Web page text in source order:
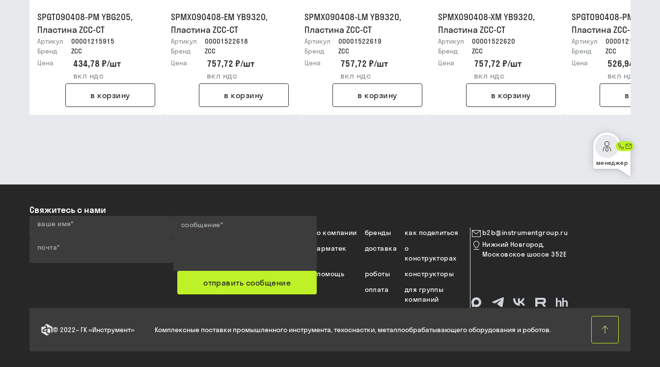
SPGT090408-PM YBG205,
Пластина ZCC-CT
Артикул
00001215915
Бренд
ZCC
Цена
434,78 ₽/шт
вкл ндс
в корзину
SPMX090408-EM YB9320,
Пластина ZCC-CT
Артикул
00001522618
Бренд
ZCC
Цена
757,72 ₽/шт
вкл ндс
в корзину
SPMX090408-LM YB9320,
Пластина ZCC-CT
Артикул
00001522619
Бренд
ZCC
Цена
757,72 ₽/шт
вкл ндс
в корзину
SPMX090408-XM YB9320,
Пластина ZCC-CT
Артикул
00001522620
Бренд
ZCC
Цена
757,72 ₽/шт
вкл ндс
в корзину
SPGT090408-PM
Пластина ZCC-CT
Артикул
00001215916
Бренд
ZCC
Цена
526,94 ₽
вкл ндс
в
менеджер
Свяжитесь с нами
ваше имя*
почта*
сообщение*
отправить сообщение
как поделиться
бренды
о компании
о
конструкторах
доставка
арматек
конструкторы
роботы
помощь
для группы
компаний
оплата
b2b@instrumentgroup.ru
Нижний Новгород,
Московское шоссе 352Е
© 2022– ГК «Инструмент» Комплексные поставки промышленного инструмента, техоснастки, металлообрабатывающего оборудования и роботов.